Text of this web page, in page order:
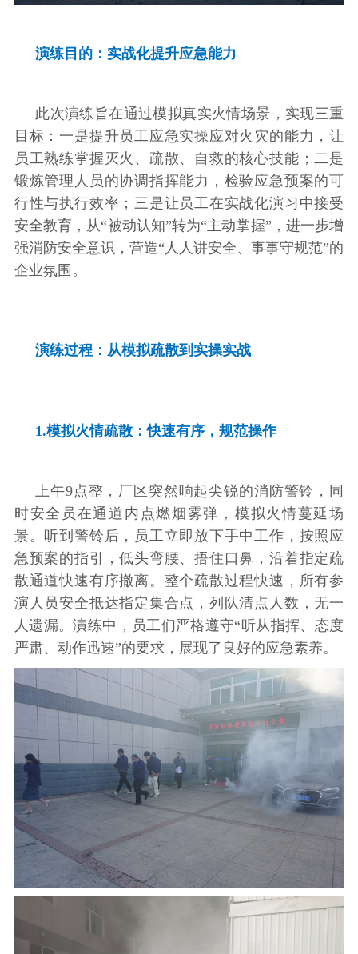
演练目的：实战化提升应急能力
此次演练旨在通过模拟真实火情场景，实现三重
目标：一是提升员工应急实操应对火灾的能力，让
员工熟练掌握灭火、疏散、自救的核心技能；二是
锻炼管理人员的协调指挥能力，检验应急预案的可
行性与执行效率；三是让员工在实战化演习中接受
安全教育，从“被动认知”转为“主动掌握”，进一步增
强消防安全意识，营造“人人讲安全、事事守规范”的
企业氛围。
演练过程：从模拟疏散到实操实战
1.模拟火情疏散：快速有序，规范操作
上午9点整，厂区突然响起尖锐的消防警铃，同
时安全员在通道内点燃烟雾弹，模拟火情蔓延场
景。听到警铃后，员工立即放下手中工作，按照应
急预案的指引，低头弯腰、捂住口鼻，沿着指定疏
散通道快速有序撤离。整个疏散过程快速，所有参
演人员安全抵达指定集合点，列队清点人数，无一
人遗漏。演练中，员工们严格遵守“听从指挥、态度
严肃、动作迅速”的要求，展现了良好的应急素养。